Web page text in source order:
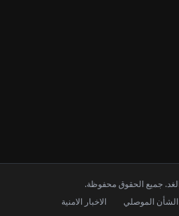
الشأن الموصلي
الاخبار الامنية